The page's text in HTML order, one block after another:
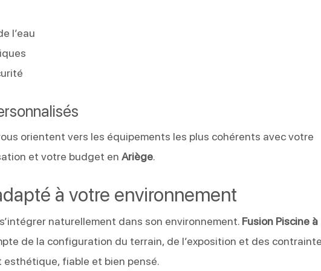
l’eau
orientent vers les équipements les plus cohérents avec votre
et votre budget enAriège.
à votre environnement
naturellement dans son environnement. Fusion Piscine à
de la configuration du terrain, de l’exposition et des
fiable et bien pensé.